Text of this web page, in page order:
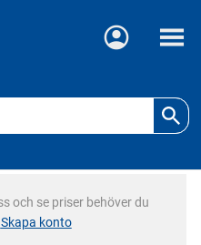
Meny
och se priser behöver du
Skapa konto